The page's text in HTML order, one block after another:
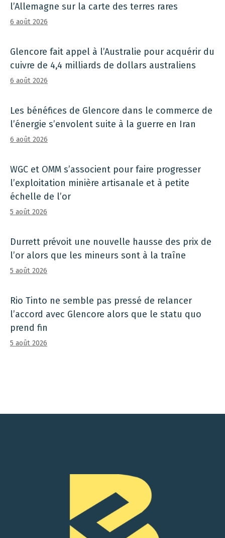
l’Allemagne sur la carte des terres rares
6 août 2026
Glencore fait appel à l’Australie pour acquérir du
cuivre de 4,4 milliards de dollars australiens
6 août 2026
Les bénéfices de Glencore dans le commerce de
l’énergie s’envolent suite à la guerre en Iran
6 août 2026
WGC et OMM s’associent pour faire progresser
l’exploitation minière artisanale et à petite
échelle de l’or
5 août 2026
Durrett prévoit une nouvelle hausse des prix de
l’or alors que les mineurs sont à la traîne
5 août 2026
Rio Tinto ne semble pas pressé de relancer
l’accord avec Glencore alors que le statu quo
prend fin
5 août 2026